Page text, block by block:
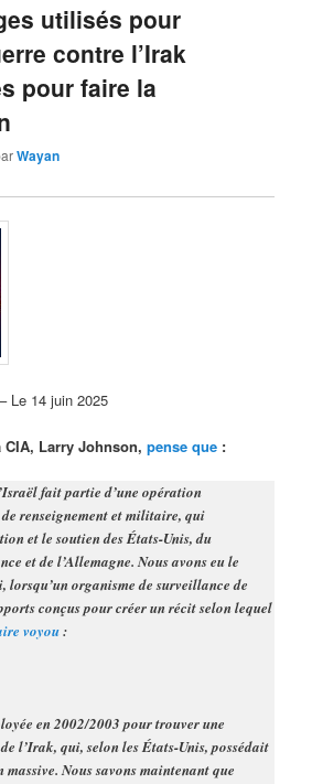
utilisés pour
contre l’Irak
pour faire la
Wayan
– Le 14 juin 2025
CIA, Larry Johnson,pense que :
fait partie d’une opération
renseignement et militaire, qui
et le soutien des États-Unis, du
et de l’Allemagne. Nous avons eu le
lorsqu’un organisme de surveillance de
conçus pour créer un récit selon lequel
voyou:
en 2002/2003 pour trouver une
l’Irak, qui, selon les États-Unis, possédait
massive. Nous savons maintenant que